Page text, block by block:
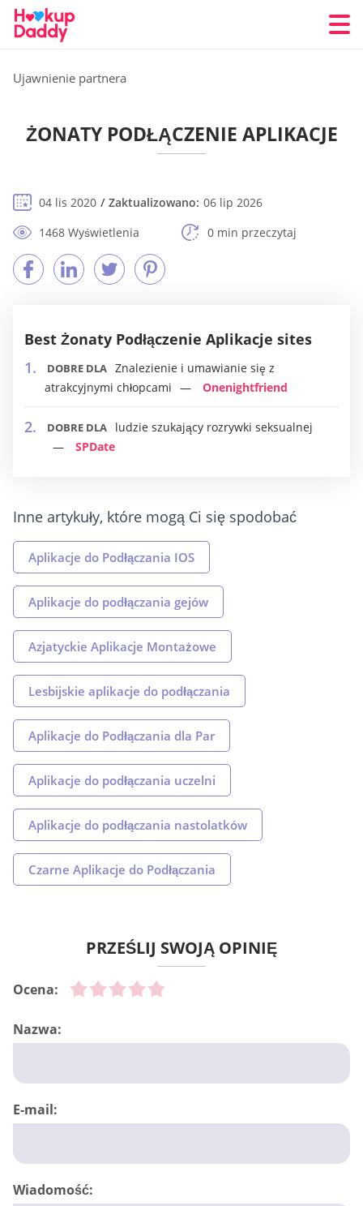
Ujawnienie partnera
ŻONATY PODŁĄCZENIE APLIKACJE
04 lis 2020 Zaktualizowano: 06 lip 2026
1468 Wyświetlenia
0 min przeczytaj
Best Żonaty Podłączenie Aplikacje sites
DOBRE DLA Znalezienie i umawianie się z
atrakcyjnymi chłopcami
Onenightfriend
DOBRE DLA
ludzie szukający rozrywki seksualnej
SPDate
Inne artykuły, które mogą Ci się spodobać
Aplikacje do Podłączania IOS
Aplikacje do podłączania gejów
Azjatyckie Aplikacje Montażowe
Lesbijskie aplikacje do podłączania
Aplikacje do Podłączania dla Par
Aplikacje do podłączania uczelni
Aplikacje do podłączania nastolatków
Czarne Aplikacje do Podłączania
PRZEŚLIJ SWOJĄ OPINIĘ
Ocena:
Nazwa:
E-mail:
Wiadomość: